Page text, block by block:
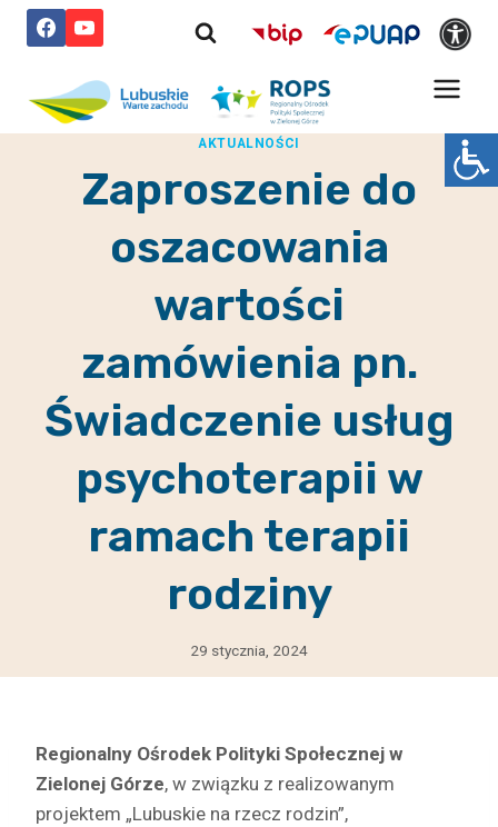
Przejdź
AKTUALNOŚCI
Zaproszenie do
oszacowania
wartości
zamówienia pn.
Świadczenie usług
psychoterapii w
ramach terapii
rodziny
29 stycznia, 2024
Regionalny Ośrodek Polityki Społecznej w
Zielonej Górze, w związku z realizowanym
projektem „Lubuskie na rzecz rodzin”,